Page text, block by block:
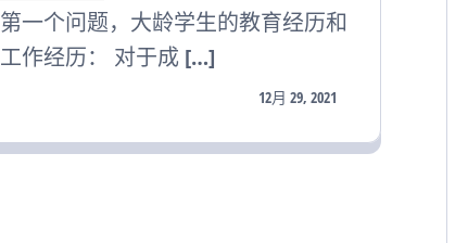
第一个问题，大龄学生的教育经历和
工作经历： 对于成 […]
12月 29, 2021